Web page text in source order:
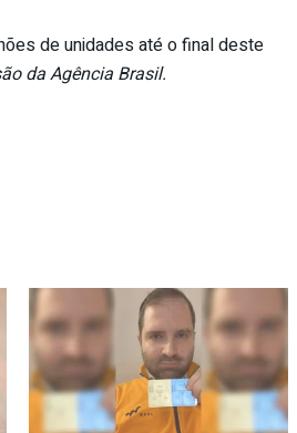
de unidades até o final deste
da Agência Brasil.